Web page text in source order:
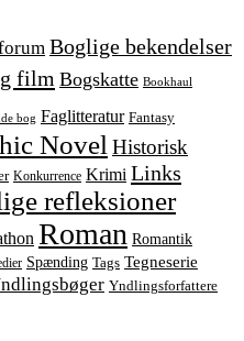
Boglige bekendelser
film Bogskatte Bookhaul
bog Faglitteratur Fantasy
Novel Historisk
Konkurrence Krimi Links
refleksioner
Roman Romantik
Spænding Tags Tegneserie
Yndlingsforfattere